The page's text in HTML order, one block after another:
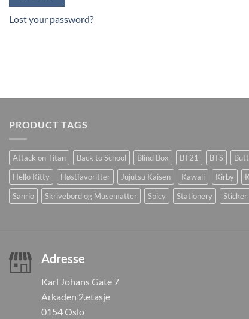
Lost your password?
PRODUCT TAGS
Attack on Titan Back to School Blind Box BT21 BTS
Hello Kitty
Høstfavoritter Jujutsu Kaisen Kawaii Kirby
Sanrio
Skrivebord og Musematter Spicy Stationery Sticker
Adresse
Karl Johans Gate 7
Arkaden 2.etasje
0154 Oslo